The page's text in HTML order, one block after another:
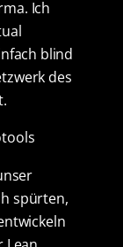
Ich
blind
des
spürten,